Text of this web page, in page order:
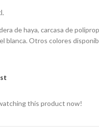
de haya, carcasa de
blanca. Otros colores
this product now!